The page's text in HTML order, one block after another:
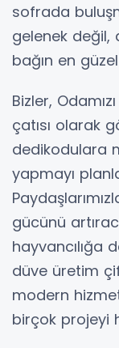
sofrada
gelenek değil,
bağın en
Bizler,
çatısı olarak
dedikodulara
yapmayı
gücünü
hayvancılığa
düve üretim
modern
birçok projeyi